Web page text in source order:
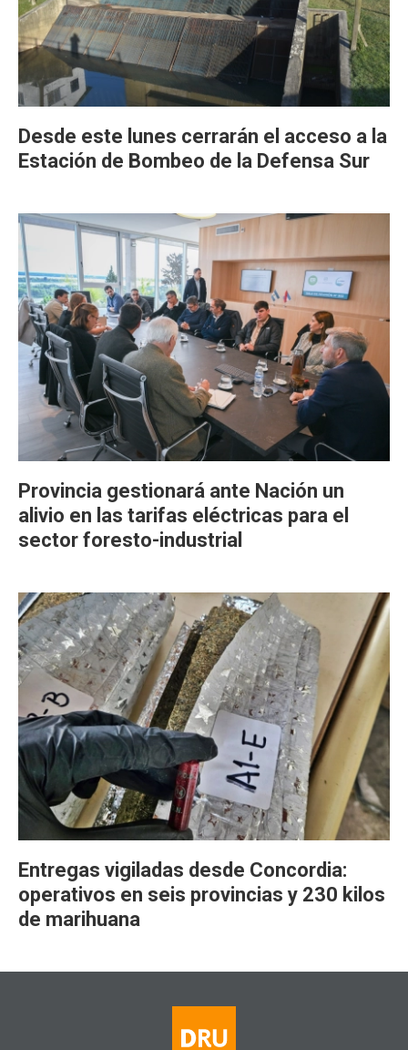
Desde este lunes cerrarán el acceso a la
Estación de Bombeo de la Defensa Sur
Provincia gestionará ante Nación un
alivio en las tarifas eléctricas para el
sector foresto-industrial
Entregas vigiladas desde Concordia:
operativos en seis provincias y 230 kilos
de marihuana